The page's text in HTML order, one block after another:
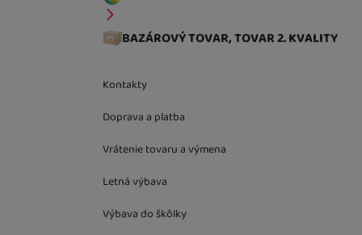
BAZÁROVÝ TOVAR, TOVAR 2. KVALITY
Kontakty
Doprava a platba
Vrátenie tovaru a výmena
Letná výbava
Výbava do škôlky